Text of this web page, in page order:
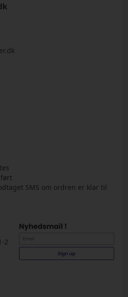
SMS om ordren er klar til
2